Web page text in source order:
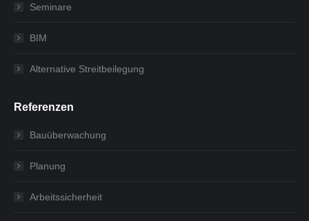
Seminare
BIM
Alternative Streitbeilegung
Referenzen
Bauüberwachung
Planung
Arbeitssicherheit